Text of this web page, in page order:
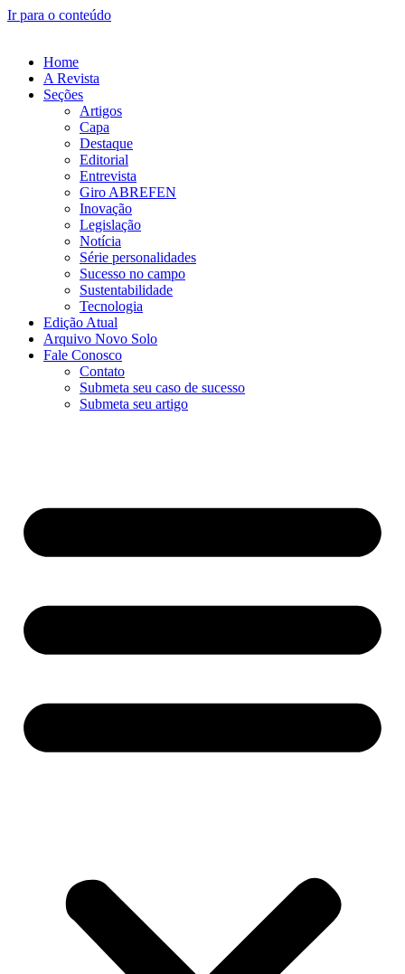
Ir para o conteúdo
Home
A Revista
Seções
Artigos
Capa
Destaque
Editorial
Entrevista
Giro ABREFEN
Inovação
Legislação
Notícia
Série personalidades
Sucesso no campo
Sustentabilidade
Tecnologia
Edição Atual
Arquivo Novo Solo
Fale Conosco
Contato
Submeta seu caso de sucesso
Submeta seu artigo